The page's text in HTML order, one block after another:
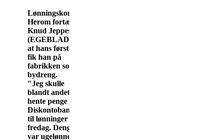
Lønningskontor
Herom fortæller
Knud Jeppesen
(EGEBLADET),
at hans første job
fik han på
fabrikken som
bydreng.
"Jeg skulle
blandt andet
hente penge i
Diskontobankens
til lønninger hver
fredag. Dengang
var ugelønnen til